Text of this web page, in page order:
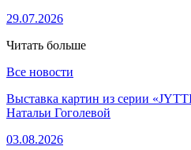
29.07.2026
Читать больше
Все новости
Выставка картин из серии
Натальи Гоголевой
03.08.2026